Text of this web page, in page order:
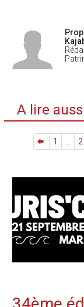
A lire
1 2